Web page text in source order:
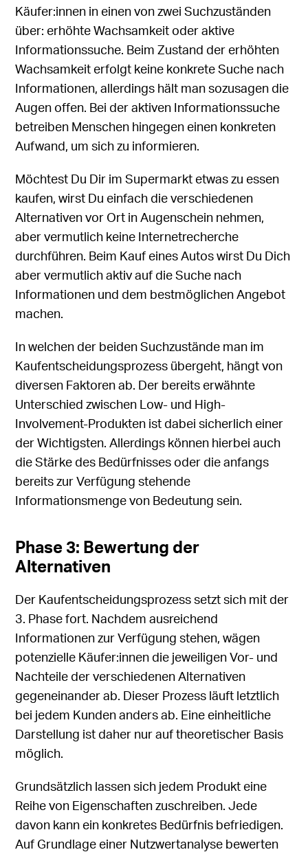
Käufer:innen in einen von zwei Suchzuständen
über: erhöhte Wachsamkeit oder aktive
Informationssuche. Beim Zustand der erhöhten
Wachsamkeit erfolgt keine konkrete Suche nach
Informationen, allerdings hält man sozusagen die
Augen offen. Bei der aktiven Informationssuche
betreiben Menschen hingegen einen konkreten
Aufwand, um sich zu informieren.
Möchtest Du Dir im Supermarkt etwas zu essen
kaufen, wirst Du einfach die verschiedenen
Alternativen vor Ort in Augenschein nehmen,
aber vermutlich keine Internetrecherche
durchführen. Beim Kauf eines Autos wirst Du Dich
aber vermutlich aktiv auf die Suche nach
Informationen und dem bestmöglichen Angebot
machen.
In welchen der beiden Suchzustände man im
Kaufentscheidungsprozess übergeht, hängt von
diversen Faktoren ab. Der bereits erwähnte
Unterschied zwischen Low- und High-
Involvement-Produkten ist dabei sicherlich einer
der Wichtigsten. Allerdings können hierbei auch
die Stärke des Bedürfnisses oder die anfangs
bereits zur Verfügung stehende
Informationsmenge von Bedeutung sein.
Phase 3: Bewertung der
Alternativen
Der Kaufentscheidungsprozess setzt sich mit der
3. Phase fort. Nachdem ausreichend
Informationen zur Verfügung stehen, wägen
potenzielle Käufer:innen die jeweiligen Vor- und
Nachteile der verschiedenen Alternativen
gegeneinander ab. Dieser Prozess läuft letztlich
bei jedem Kunden anders ab. Eine einheitliche
Darstellung ist daher nur auf theoretischer Basis
möglich.
Grundsätzlich lassen sich jedem Produkt eine
Reihe von Eigenschaften zuschreiben. Jede
davon kann ein konkretes Bedürfnis befriedigen.
Auf Grundlage einer Nutzwertanalyse bewerten